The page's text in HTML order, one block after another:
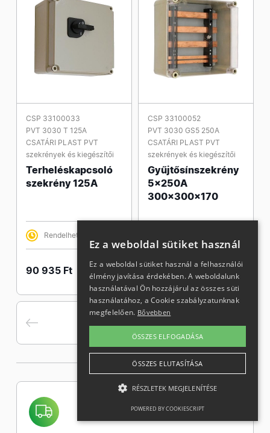
CSP 33100033
PVT 3030 T 125A
CSATÁRI PLAST PVT
szekrények és kiegészítői
Terheléskapcsoló
szekrény 125A
Rendelhető
90 935 Ft
CSP 33100052
PVT 3030 GS5 250A
CSATÁRI PLAST PVT
szekrények és kiegészítői
Gyűjtősínszekrény
5x250A
300x300x170
209 760 Ft
Ez a weboldal sütiket használ
Ez a weboldal sütiket használ a felhasználói
élmény javítása érdekében. A weboldalunk
használatával Ön hozzájárul az összes süti
használatához, a Cookie szabályzatunknak
megfelelően. Bővebben
ÖSSZES ELFOGADÁSA
ÖSSZES ELUTASÍTÁSA
RÉSZLETEK MEGJELENÍTÉSE
POWERED BY COOKIESCRIPT